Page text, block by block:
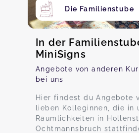
Die Familienstube
In der
MiniSigns
Angebote von anderen
bei uns
Hier findest du Angebote
lieben Kolleginnen, die in
Räumlichkeiten in
Ochtmannsbruch